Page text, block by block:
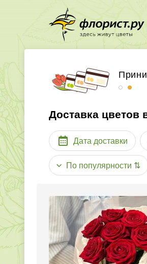
Доставка цветов
Дата доставки
По популярности ⇅